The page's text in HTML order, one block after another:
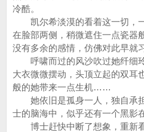
冷酷。
凯尔希淡漠的看着这一切，
在脸部两侧，稍微遮住一点瓷器
没有多余的感情，仿佛对此早就
呼啸而过的风沙吹过她纤细
大衣微微摆动，头顶立起的双耳
般的她带来一点生机……
她依旧是孤身一人，独自承
士的脑海中，似乎还有一个黑影
博士赶快中断了想象，重新